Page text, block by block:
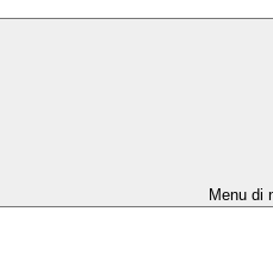
Menu di